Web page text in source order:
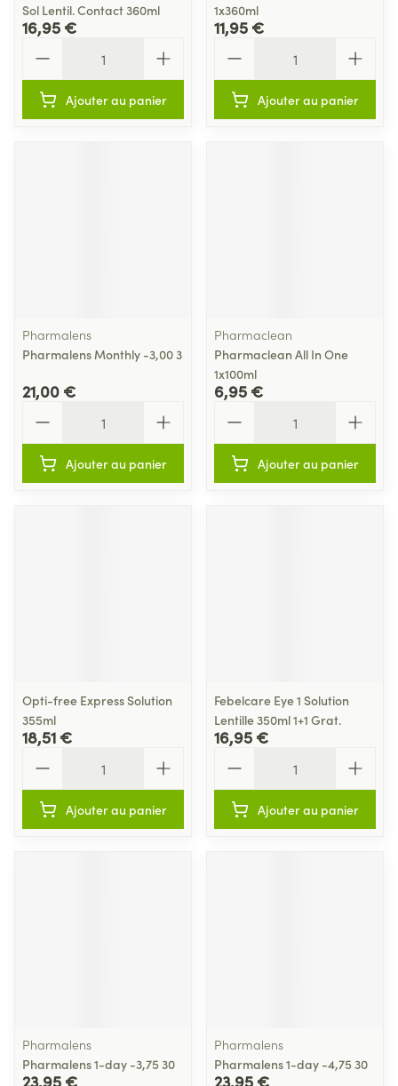
Sol Lentil. Contact 360ml
16,95 €
Ajouter au panier
1x360ml
11,95 €
Ajouter au panier
Pharmalens
Pharmalens Monthly -3,00 3
21,00 €
Ajouter au panier
Pharmaclean
Pharmaclean All In One
1x100ml
6,95 €
Ajouter au panier
Opti-free Express Solution
355ml
18,51 €
Ajouter au panier
Febelcare Eye 1 Solution
Lentille 350ml 1+1 Grat.
16,95 €
Ajouter au panier
Pharmalens
Pharmalens 1-day -3,75 30
23,95 €
Pharmalens
Pharmalens 1-day -4,75 30
23,95 €